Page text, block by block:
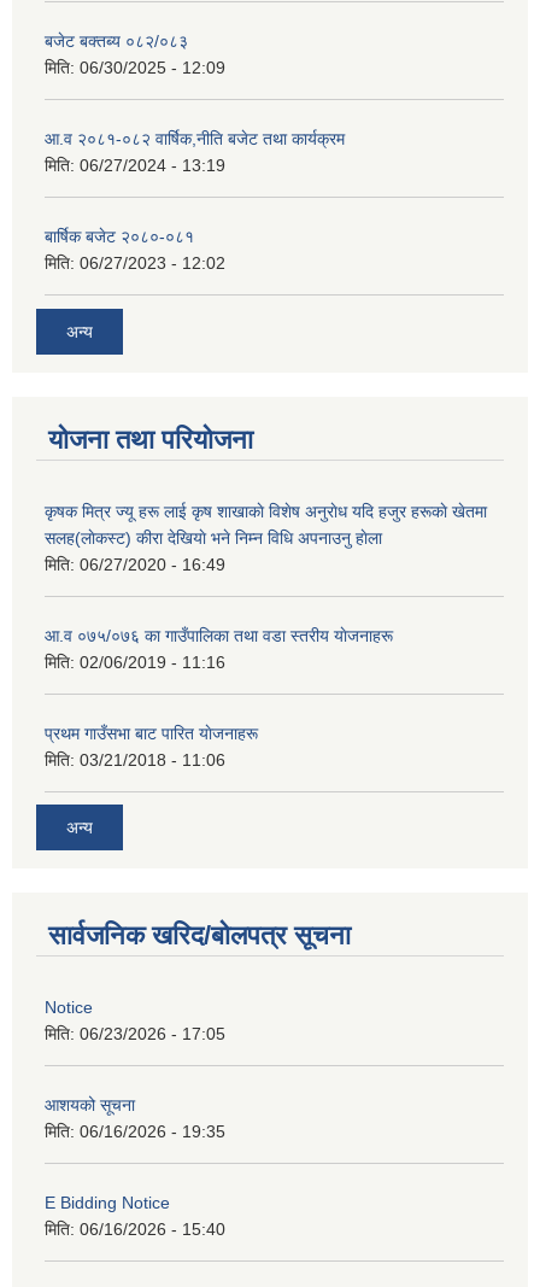
बजेट बक्तब्य ०८२/०८३
मिति: 06/30/2025 - 12:09
आ.व २०८१-०८२ वार्षिक,नीति बजेट तथा कार्यक्रम
मिति: 06/27/2024 - 13:19
बार्षिक बजेट २०८०-०८१
मिति: 06/27/2023 - 12:02
अन्य
योजना तथा परियोजना
कृषक मित्र ज्यू हरू लाई कृष शाखाकाे विशेष अनुराेध यदि हजुर हरूकाे खेतमा
सलह(लाेकस्ट) कीरा देखियाे भने निम्न विधि अपनाउनु हाेला
मिति: 06/27/2020 - 16:49
आ‍.व ०७५/०७६ का गाउँपालिका तथा वडा स्तरीय याेजनाहरू
मिति: 02/06/2019 - 11:16
प्रथम गाउँसभा बाट पारित याेजनाहरू
मिति: 03/21/2018 - 11:06
अन्य
सार्वजनिक खरिद/बोलपत्र सूचना
Notice
मिति: 06/23/2026 - 17:05
आशयको सूचना
मिति: 06/16/2026 - 19:35
E Bidding Notice
मिति: 06/16/2026 - 15:40